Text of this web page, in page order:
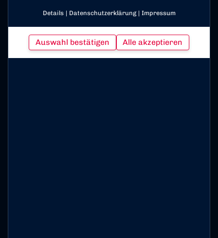
Details | Datenschutzerklärung | Impressum
Auswahl bestätigen Alle akzeptieren